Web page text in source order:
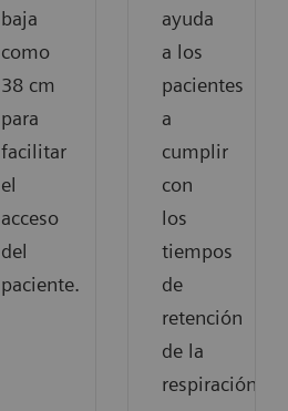
baja
como
38 cm
para
facilitar
el
acceso
del
paciente.
ayuda
a los
pacientes
a
cumplir
con
los
tiempos
de
retención
de la
respiración.